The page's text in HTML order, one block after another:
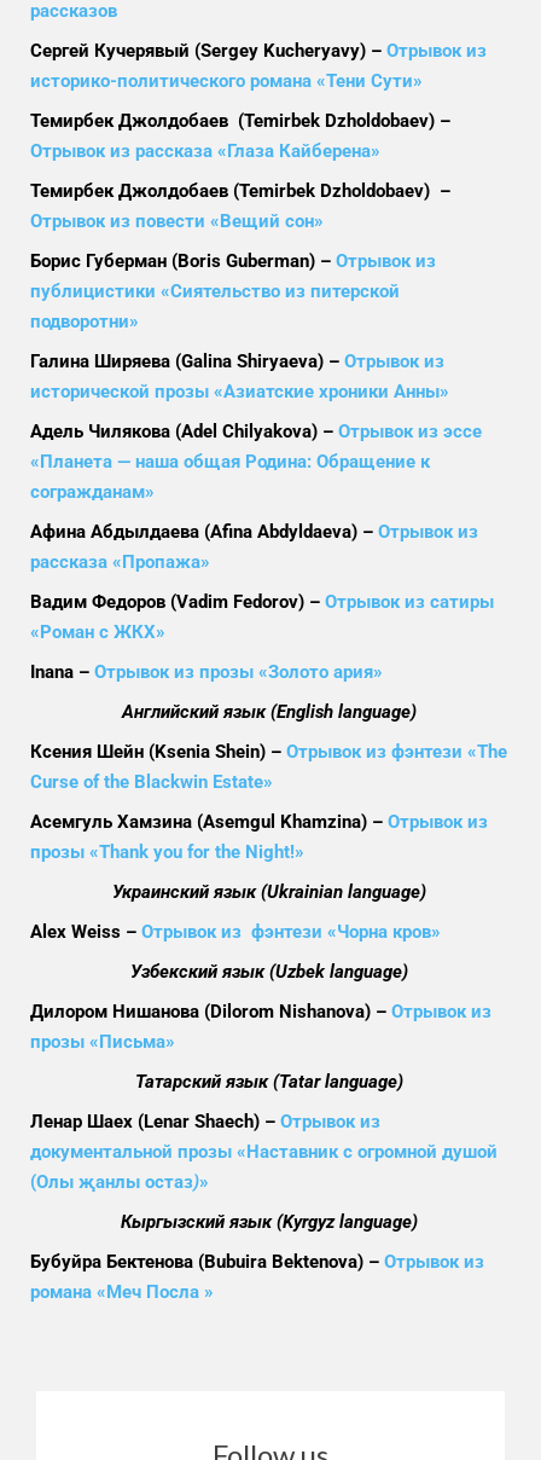
рассказов
Сергей Кучерявый (Sergey Kucheryavy) – Отрывок из
историко-политического романа «Тени Сути»
Темирбек Джолдобаев (Temirbek Dzholdobaev) –
Отрывок из рассказа «Глаза Кайберена»
Темирбек Джолдобаев (Temirbek Dzholdobaev) –
Отрывок из повести «Вещий сон»
Борис Губерман (Boris Guberman) – Отрывок из
публицистики «Сиятельство из питерской
подворотни»
Галина Ширяева (Galina Shiryaeva) – Отрывок из
исторической прозы «Азиатские хроники Анны»
Адель Чилякова (Adel Chilyakova) – Отрывок из эссе
«Планета — наша общая Родина: Обращение к
согражданам»
Афина Абдылдаева (Afina Abdyldaeva) – Отрывок из
рассказа «Пропажа»
Вадим Федоров (Vadim Fedorov) – Отрывок из сатиры
«Роман с ЖКХ»
Inana – Отрывок из прозы «Золото ария»
Английский язык (English language)
Ксения Шейн (Ksenia Shein) – Отрывок из фэнтези «The
Curse of the Blackwin Estate»
Асемгуль Хамзина (Asemgul Khamzina) – Отрывок из
прозы «Thank you for the Night!»
Украинский язык (Ukrainian language)
Alex Weiss – Отрывок из фэнтези «Чорна кров»
Узбекский язык (Uzbek language)
Дилором Нишанова (Dilorom Nishanova) – Отрывок из
прозы «Письма»
Татарский язык (Tatar language)
Ленар Шаех (Lenar Shaech) – Отрывок из
документальной прозы «Наставник с огромной душой
(Олы җанлы остаз)»
Кыргызский язык (Kyrgyz language)
Бубуйра Бектенова (Bubuira Bektenova) – Отрывок из
романа «Меч Посла »